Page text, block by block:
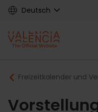
Skip
content
Deutsch
Main
navigation
Freizeitkalender und